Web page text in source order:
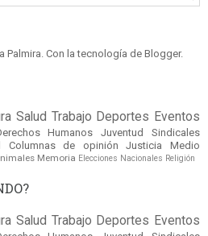
Palmira. Con la tecnología de Blogger.
Salud Trabajo Deportes Eventos
Humanos Juventud
Sindicales
Columnas de opinión Justicia
Medio
Memoria Elecciones Nacionales Religión
Salud Trabajo Deportes Eventos